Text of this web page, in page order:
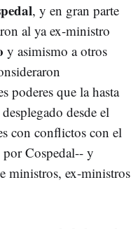
, y en gran parte
al ya ex-ministro
y asimismo a otros
poderes que la hasta
desde el
con conflictos con el
Cospedal-- y
ministros, ex-ministros